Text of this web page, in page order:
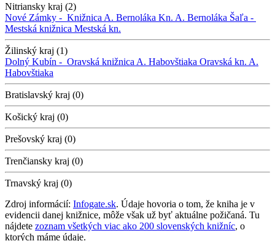
Nitriansky kraj (2)
Nové Zámky - Knižnica A. Bernoláka Kn. A. Bernoláka Šaľa -
Mestská knižnica Mestská kn.
Žilinský kraj (1)
Dolný Kubín - Oravská knižnica A. Habovštiaka Oravská kn. A.
Habovštiaka
Bratislavský kraj (0)
Košický kraj (0)
Prešovský kraj (0)
Trenčiansky kraj (0)
Trnavský kraj (0)
Zdroj informácií: Infogate.sk. Údaje hovoria o tom, že kniha je v
evidencii danej knižnice, môže však už byť aktuálne požičaná. Tu
nájdete zoznam všetkých viac ako 200 slovenských knižníc, o
ktorých máme údaje.